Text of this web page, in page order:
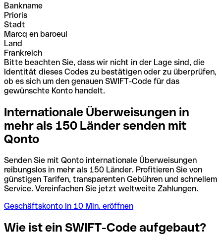
Bankname
Prioris
Stadt
Marcq en baroeul
Land
Frankreich
Bitte beachten Sie, dass wir nicht in der Lage sind, die
Identität dieses Codes zu bestätigen oder zu überprüfen,
ob es sich um den genauen SWIFT-Code für das
gewünschte Konto handelt.
Internationale Überweisungen in
mehr als 150 Länder senden mit
Qonto
Senden Sie mit Qonto internationale Überweisungen
reibungslos in mehr als 150 Länder. Profitieren Sie von
günstigen Tarifen, transparenten Gebühren und schnellem
Service. Vereinfachen Sie jetzt weltweite Zahlungen.
Geschäftskonto in 10 Min. eröffnen
Wie ist ein SWIFT-Code aufgebaut?